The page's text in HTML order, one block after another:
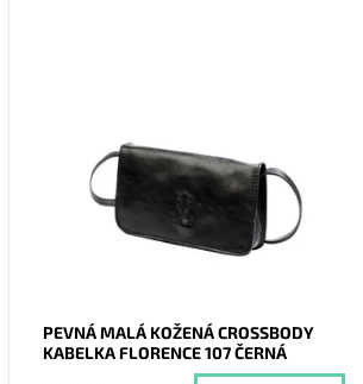
značky Florence, vhodná ke
každodennímu nošení. Splní očekávání i
nejnáročnějších žen.
Dostupnost:
Momentálně
nedostupné
PEVNÁ MALÁ KOŽENÁ CROSSBODY
KABELKA FLORENCE 107 ČERNÁ